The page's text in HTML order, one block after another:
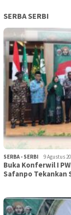
SERBA SERBI
SERBA - SERBI 9 Agustus
Buka Konferwil I
Safanpo Tekankan